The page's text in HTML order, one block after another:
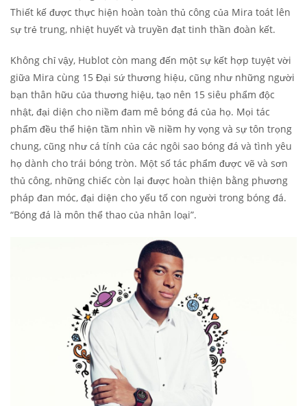
Thiết kế được thực hiện hoàn toàn thủ công của Mira toát lên
sự trẻ trung, nhiệt huyết và truyền đạt tinh thần đoàn kết.
Không chỉ vậy, Hublot còn mang đến một sự kết hợp tuyệt vời
giữa Mira cùng 15 Đại sứ thương hiệu, cũng như những người
bạn thân hữu của thương hiệu, tạo nên 15 siêu phẩm độc
nhật, đại diện cho niềm đam mê bóng đá của họ. Mọi tác
phẩm đều thể hiện tầm nhìn về niềm hy vọng và sự tôn trọng
chung, cũng như cá tính của các ngôi sao bóng đá và tình yêu
họ dành cho trái bóng tròn. Một số tác phẩm được vẽ và sơn
thủ công, những chiếc còn lại được hoàn thiện bằng phương
pháp đan móc, đại diện cho yếu tố con người trong bóng đá.
“Bóng đá là môn thể thao của nhân loại”.